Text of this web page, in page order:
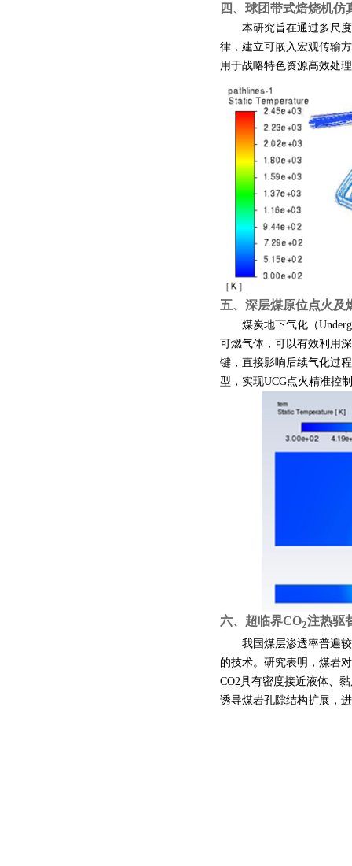
四、 球团带式焙烧机仿
本研究旨在通过多尺
律，建立可嵌入宏观传输
用于战略特色资源高效处
五、 深层煤原位点火及
煤炭地下气化（
可燃气体，可以有效利用
键，直接影响后续气化过
型，实现UCG点火精准控
六、 超临界CO2注热驱
我国煤层渗透率普遍
的技术。研究表明，煤岩对
CO2具有密度接近液体、
诱导煤岩孔隙结构扩展，